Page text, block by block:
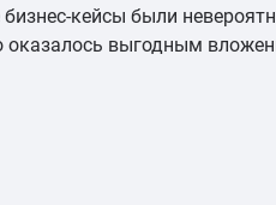
кейсы были
оказалось выгодным